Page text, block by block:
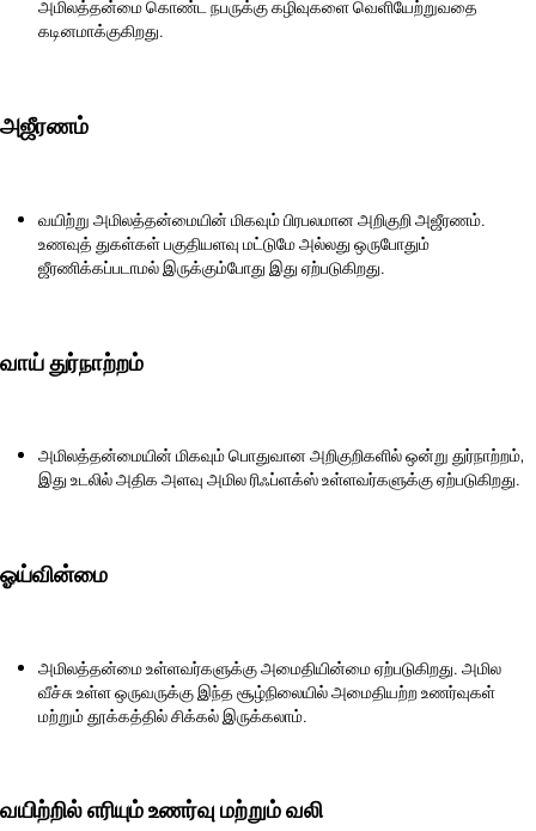
அமிலத்தன்மை கொண்ட நபருக்கு கழிவுகளை வெளியேற்றுவதை
கடினமாக்குகிறது.
அஜீரணம்
வயிற்று அமிலத்தன்மையின் மிகவும் பிரபலமான அறிகுறி அஜீரணம்.
உணவுத் துகள்கள் பகுதியளவு மட்டுமே அல்லது ஒருபோதும்
ஜீரணிக்கப்படாமல் இருக்கும்போது இது ஏற்படுகிறது.
வாய் துர்நாற்றம்
அமிலத்தன்மையின் மிகவும் பொதுவான அறிகுறிகளில் ஒன்று துர்நாற்றம்,
இது உடலில் அதிக அளவு அமில ரிஃப்ளக்ஸ் உள்ளவர்களுக்கு ஏற்படுகிறது.
ஓய்வின்மை
அமிலத்தன்மை உள்ளவர்களுக்கு அமைதியின்மை ஏற்படுகிறது. அமில
வீச்சு உள்ள ஒருவருக்கு இந்த சூழ்நிலையில் அமைதியற்ற உணர்வுகள்
மற்றும் தூக்கத்தில் சிக்கல் இருக்கலாம்.
வயிற்றில் எரியும் உணர்வு மற்றும் வலி